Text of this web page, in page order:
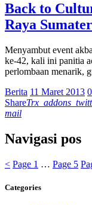
Back to
Raya
Menyambut event
ke-42, kali ini panitia
perlombaan menarik,
Berita 11 Maret 2013 0
Share
mail
Navigasi pos
< Page 1 … Page 5
Categories